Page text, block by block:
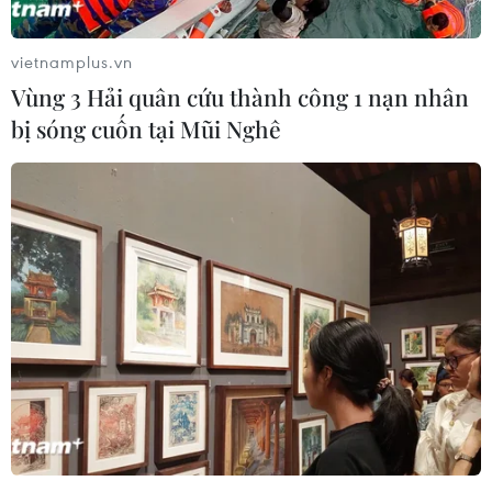
Các nước châu Âu đề nghị Hội đồng Bảo
an họp về tình hình Sudan
13/04/2019 01:54
Trả lời báo giới sau phiên tham vấn kín của Hội đồng
Bảo an Liên hợp quốc, Đại sứ Heusgen cho biết hội
đồng có thể tổ chức một cuộc họp về Sudan vào ngày
15/4 "nếu tình hình trở nên nghiêm trọng."
vietnamplus.vn
Vùng 3 Hải quân cứu thành công 1 nạn nhân
bị sóng cuốn tại Mũi Nghê